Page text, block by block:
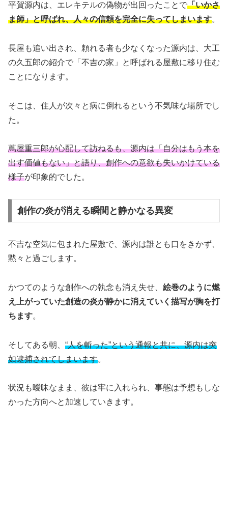
平賀源内は、エレキテルの偽物が出回ったことで「いかさ
ま師」と呼ばれ、人々の信頼を完全に失ってしまいます。
長屋も追い出され、頼れる者も少なくなった源内は、大工
の久五郎の紹介で「不吉の家」と呼ばれる屋敷に移り住む
ことになります。
そこは、住人が次々と病に倒れるという不気味な場所でし
た。
蔦屋重三郎が心配して訪ねるも、源内は「自分はもう本を
出す価値もない」と語り、創作への意欲も失いかけている
様子が印象的でした。
創作の炎が消える瞬間と静かなる異変
不吉な空気に包まれた屋敷で、源内は誰とも口をきかず、
黙々と過ごします。
かつてのような創作への執念も消え失せ、 絵巻のように燃
え上がっていた創造の炎が静かに消えていく描写が胸を打
ちます。
そしてある朝、 “人を斬った”という通報と共に、源内は突
如逮捕されてしまいます。
状況も曖昧なまま、彼は牢に入れられ、事態は予想もしな
かった方向へと加速していきます。